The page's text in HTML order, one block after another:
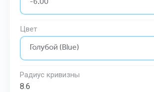
Цвет
Радиус кривизны
8.6